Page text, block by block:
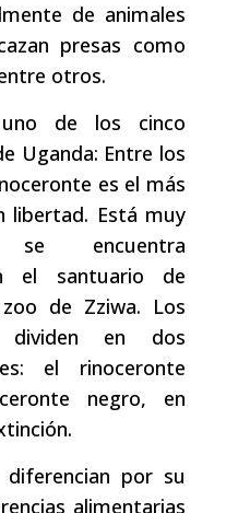
de animales
presas como
otros.
uno de los cinco
Uganda: Entre los
es el más
libertad. Está muy
encuentra
el santuario de
de Zziwa. Los
dividen en dos
el rinoceronte
negro, en
diferencian por su
alimentarias